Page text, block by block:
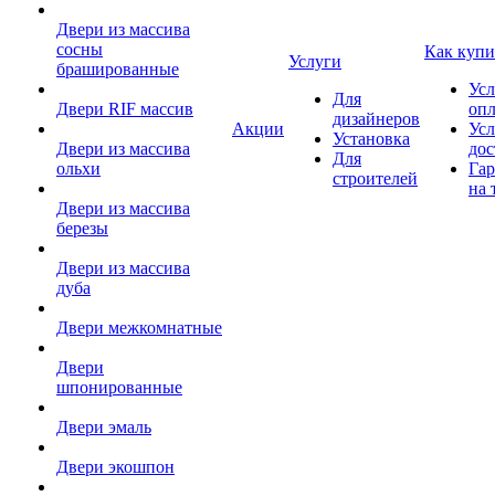
Двери из массива
сосны
брашированные
Двери RIF массив
Двери из массива
ольхи
Двери из массива
березы
Двери из массива
дуба
Двери межкомнатные
Двери
шпонированные
Двери эмаль
Двери экошпон
Акции
Услуги
Для
дизайнеров
Установка
Для
строителей
Как
на